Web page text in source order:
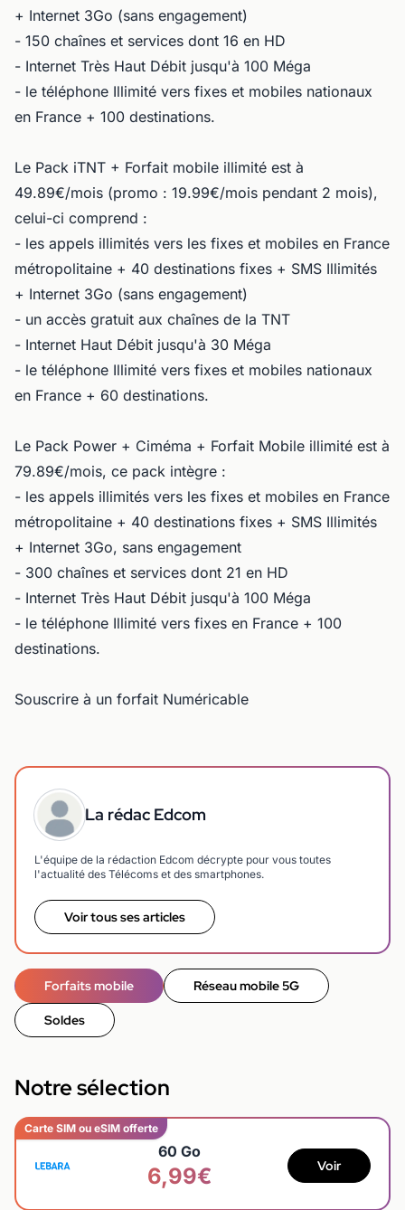
+ Internet 3Go (sans engagement)
- 150 chaînes et services dont 16 en HD
- Internet Très Haut Débit jusqu'à 100 Méga
- le téléphone Illimité vers fixes et mobiles nationaux
en France + 100 destinations.
Le Pack iTNT + Forfait mobile illimité est à
49.89€/mois (promo : 19.99€/mois pendant 2 mois),
celui-ci comprend :
- les appels illimités vers les fixes et mobiles en France
métropolitaine + 40 destinations fixes + SMS Illimités
+ Internet 3Go (sans engagement)
- un accès gratuit aux chaînes de la TNT
- Internet Haut Débit jusqu'à 30 Méga
- le téléphone Illimité vers fixes et mobiles nationaux
en France + 60 destinations.
Le Pack Power + Ciméma + Forfait Mobile illimité est à
79.89€/mois, ce pack intègre :
- les appels illimités vers les fixes et mobiles en France
métropolitaine + 40 destinations fixes + SMS Illimités
+ Internet 3Go, sans engagement
- 300 chaînes et services dont 21 en HD
- Internet Très Haut Débit jusqu'à 100 Méga
- le téléphone Illimité vers fixes en France + 100
destinations.
Souscrire à un forfait Numéricable
La rédac Edcom
L'équipe de la rédaction Edcom décrypte pour vous toutes
l'actualité des Télécoms et des smartphones.
Voir tous ses articles
Forfaits mobile Réseau mobile 5G
Soldes
Notre sélection
Carte SIM ou eSIM offerte
60 Go
6,99€ Voir